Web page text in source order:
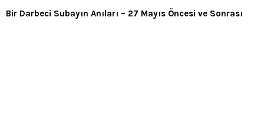
Bir Darbeci Subayın Anıları – 27 Mayıs Öncesi ve Sonrası